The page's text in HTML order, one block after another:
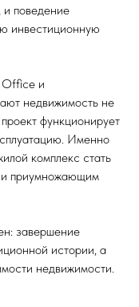
поведение
инвестиционную
Office и
недвижимость не
функционирует
Именно
комплекс стать
и приумножающим
завершение
истории, а
недвижимости.